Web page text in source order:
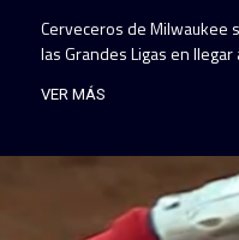
Cerveceros de Milwaukee
las Grandes Ligas en
VER MÁS